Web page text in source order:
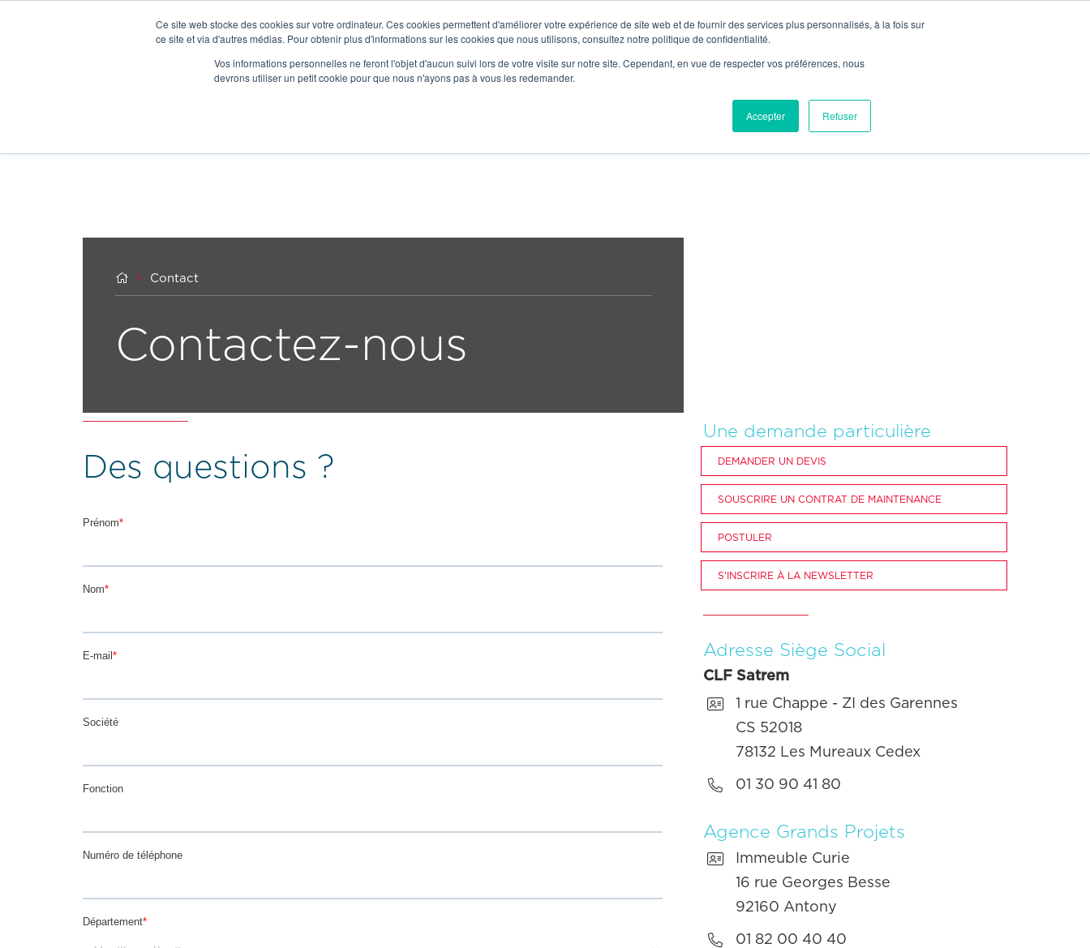
Ce site web stocke des cookies sur votre ordinateur. Ces cookies permettent d'améliorer votre expérience de site web et de fournir des services plus personnalisés, à la fois sur
ce site et via d'autres médias. Pour obtenir plus d'informations sur les cookies que nous utilisons, consultez notre politique de confidentialité.
Vos informations personnelles ne feront l'objet d'aucun suivi lors de votre visite sur notre site. Cependant, en vue de respecter vos préférences, nous
devrons utiliser un petit cookie pour que nous n'ayons pas à vous les redemander.
Accepter Refuser
Nous connaître Nous rejoindre Actualités  Contact
Notre Expertise
  Contact
Contactez-nous
Des questions ?
Une demande particulière
DEMANDER UN DEVIS
SOUSCRIRE UN CONTRAT DE MAINTENANCE
POSTULER
S'INSCRIRE À LA NEWSLETTER
Adresse Siège Social
CLF Satrem

1 rue Chappe - ZI des Garennes
CS 52018
78132 Les Mureaux Cedex
 01 30 90 41 80
Agence Grands Projets

Immeuble Curie
16 rue Georges Besse
92160 Antony
 01 82 00 40 40